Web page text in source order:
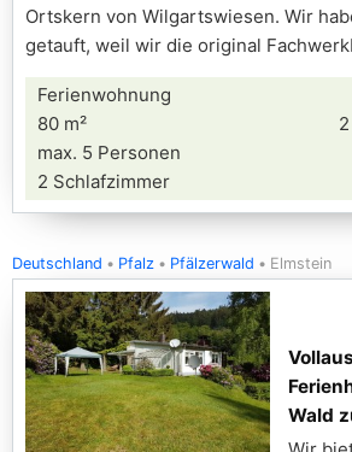
Ortskern von Wilgartswiesen. Wir
getauft, weil wir die original
Ferienwohnung
80 m²
max. 5 Personen
2 Schlafzimmer
Deutschland Pfalz Pfälzerwald Elmstein
Wald